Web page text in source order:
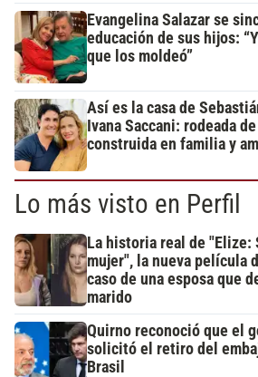
Evangelina Salazar se
educación de sus hijos:
que los moldeó”
Así es la casa de
Ivana Saccani: rodeada
construida en familia y
Lo más visto en Perfil
La historia real de "Elize:
mujer", la nueva película
caso de una esposa que
marido
Quirno reconoció que el
solicitó el retiro del
Brasil